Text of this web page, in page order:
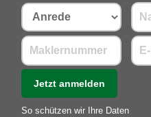
Jetzt anmelden
So schützen wir Ihre Daten